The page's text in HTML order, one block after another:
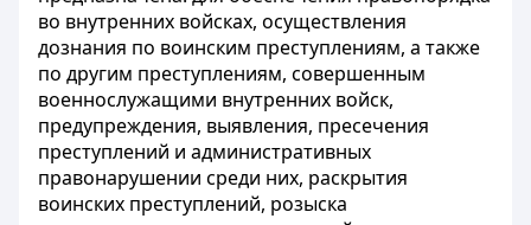
во внутренних войсках, осуществления
дознания по воинским преступлениям, а также
по другим преступлениям, совершенным
военнослужащими внутренних войск,
предупреждения, выявления, пресечения
преступлений и административных
правонарушении среди них, раскрытия
воинских преступлений, розыска